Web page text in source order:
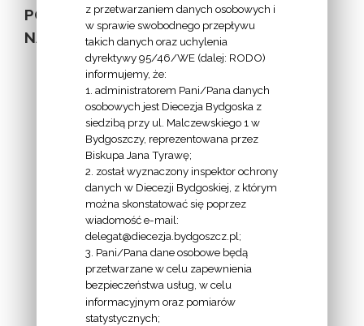
POZOSTAŁE
NA STRONIE
INFORMACJE
Z
EKAI.PL:
INFORMACJE
EPISKOPATU
z przetwarzaniem danych osobowych i
w sprawie swobodnego przepływu
takich danych oraz uchylenia
dyrektywy 95/46/WE (dalej: RODO)
informujemy, że:
1. administratorem Pani/Pana danych
osobowych jest Diecezja Bydgoska z
siedzibą przy ul. Malczewskiego 1 w
Bydgoszczy, reprezentowana przez
Biskupa Jana Tyrawę;
2. został wyznaczony inspektor ochrony
danych w Diecezji Bydgoskiej, z którym
można skonstatować się poprzez
wiadomość e-mail:
delegat@diecezja.bydgoszcz.pl;
3. Pani/Pana dane osobowe będą
przetwarzane w celu zapewnienia
bezpieczeństwa usług, w celu
informacyjnym oraz pomiarów
statystycznych;